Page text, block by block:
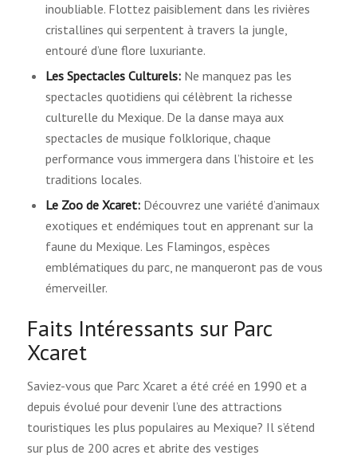
inoubliable. Flottez paisiblement dans les rivières
cristallines qui serpentent à travers la jungle,
entouré d’une flore luxuriante.
Les Spectacles Culturels:Ne manquez pas les
spectacles quotidiens qui célèbrent la richesse
culturelle du Mexique. De la danse maya aux
spectacles de musique folklorique, chaque
performance vous immergera dans l’histoire et les
traditions locales.
Le Zoo de Xcaret:Découvrez une variété d’animaux
exotiques et endémiques tout en apprenant sur la
faune du Mexique. Les Flamingos, espèces
emblématiques du parc, ne manqueront pas de vous
émerveiller.
Faits Intéressants sur Parc
Xcaret
Saviez-vous que Parc Xcaret a été créé en 1990 et a
depuis évolué pour devenir l’une des attractions
touristiques les plus populaires au Mexique? Il s’étend
sur plus de 200 acres et abrite des vestiges